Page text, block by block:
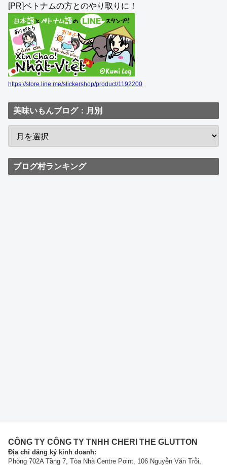
[PR]ベトナムの方とのやり取りに！
https://store.line.me/stickershop/product/1192200
美味いもんブログ：月別
ブログ村ランキング
CÔNG TY CÔNG TY TNHH CHERI THE GLUTTON
Địa chỉ đăng ký kinh doanh:
Phòng 702A Tầng 7, Tòa Nhà Centre Point, 106 Nguyễn Văn Trỗi,